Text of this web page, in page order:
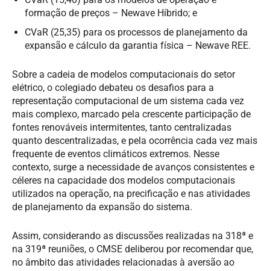
formação de preços – Newave Híbrido; e
CVaR (25,35) para os processos de planejamento da
expansão e cálculo da garantia física – Newave REE.
Sobre a cadeia de modelos computacionais do setor
elétrico, o colegiado debateu os desafios para a
representação computacional de um sistema cada vez
mais complexo, marcado pela crescente participação de
fontes renováveis intermitentes, tanto centralizadas
quanto descentralizadas, e pela ocorrência cada vez mais
frequente de eventos climáticos extremos. Nesse
contexto, surge a necessidade de avanços consistentes e
céleres na capacidade dos modelos computacionais
utilizados na operação, na precificação e nas atividades
de planejamento da expansão do sistema.
Assim, considerando as discussões realizadas na 318ª e
na 319ª reuniões, o CMSE deliberou por recomendar que,
no âmbito das atividades relacionadas à aversão ao